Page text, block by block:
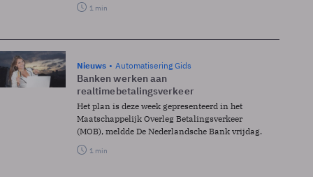
1 min
Nieuws Automatisering Gids
Banken werken aan
realtimebetalingsverkeer
Het plan is deze week gepresenteerd in het
Maatschappelijk Overleg Betalingsverkeer
(MOB), meldde De Nederlandsche Bank vrijdag.
1 min